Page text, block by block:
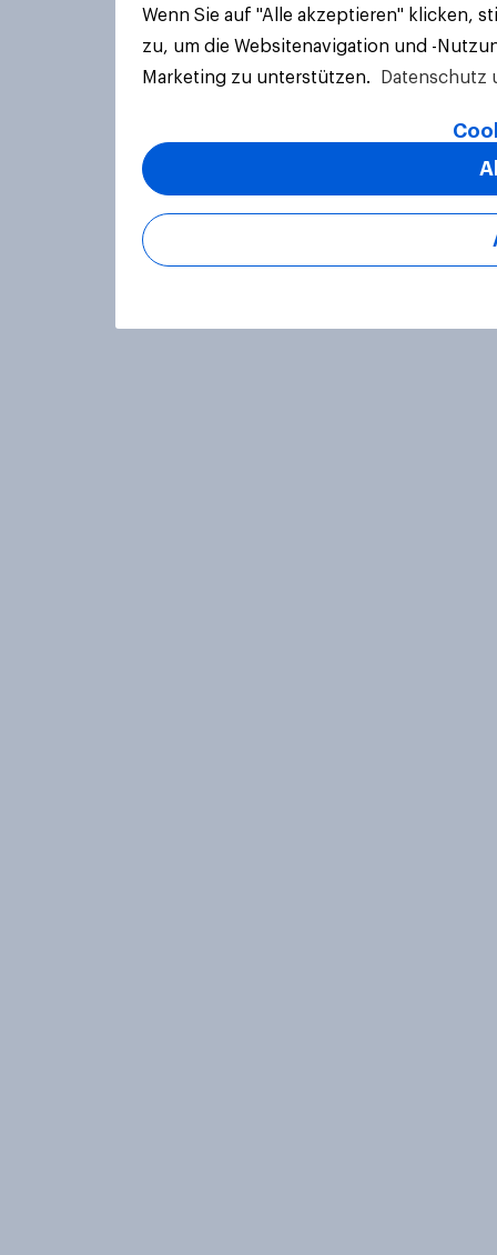
Wenn Sie auf "Alle akzeptieren" klicken,
zu, um die Websitenavigation und -
Marketing zu unterstützen.
Datenschutz